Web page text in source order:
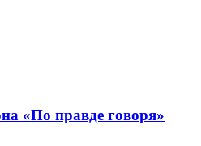
«По правде говоря»